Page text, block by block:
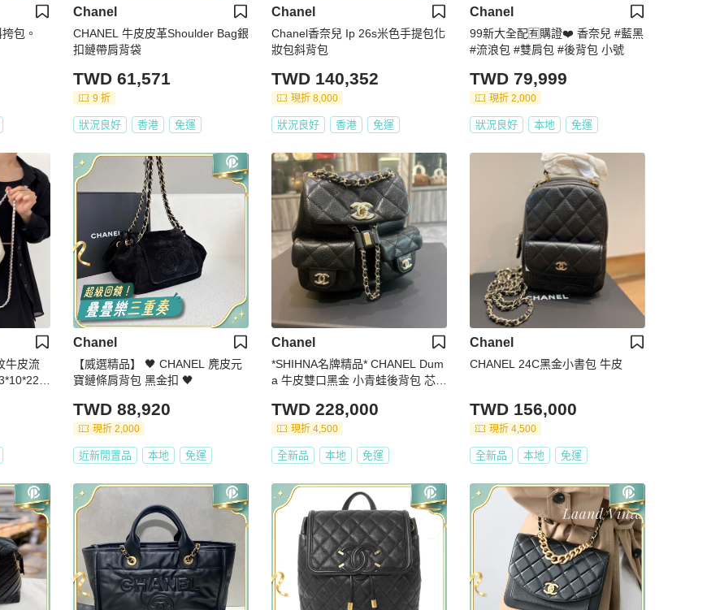
包。
Chanel
CHANEL 牛皮皮革Shoulder Bag銀
扣鏈帶肩背袋
TWD 61,571
9 折
狀況良好 香港 免運
Chanel
Chanel香奈兒 Ip 26s米色手提包化
妝包斜背包
TWD 140,352
現折 8,000
狀況良好 香港 免運
Chanel
99新大全配🈶️購證❤️ 香奈兒 #藍黑
#流浪包 #雙肩包 #後背包 小號
TWD 79,999
現折 2,000
狀況良好 本地 免運
牛皮流
Chanel
【威選精品】 🖤 CHANEL 麂皮元
寶鏈條肩背包 黑金扣 🖤
TWD 88,920
現折 2,000
近新閒置品 本地 免運
Chanel
*SHIHNA名牌精品* CHANEL Dum
a 牛皮雙口黑金 小青蛙後背包 芯片
TWD 228,000
現折 4,500
全新品 本地 免運
Chanel
CHANEL 24C黑金小書包 牛皮
TWD 156,000
現折 4,500
全新品 本地 免運